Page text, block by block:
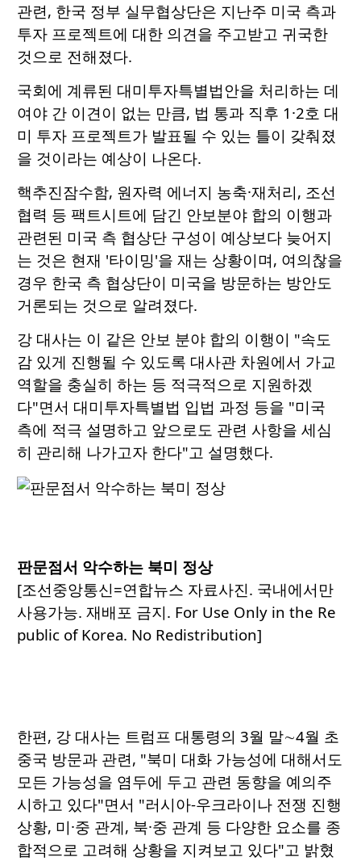
관련, 한국 정부 실무협상단은 지난주 미국 측과
투자 프로젝트에 대한 의견을 주고받고 귀국한
것으로 전해졌다.
국회에 계류된 대미투자특별법안을 처리하는 데
여야 간 이견이 없는 만큼, 법 통과 직후 1·2호 대
미 투자 프로젝트가 발표될 수 있는 틀이 갖춰졌
을 것이라는 예상이 나온다.
핵추진잠수함, 원자력 에너지 농축·재처리, 조선
협력 등 팩트시트에 담긴 안보분야 합의 이행과
관련된 미국 측 협상단 구성이 예상보다 늦어지
는 것은 현재 '타이밍'을 재는 상황이며, 여의찮을
경우 한국 측 협상단이 미국을 방문하는 방안도
거론되는 것으로 알려졌다.
강 대사는 이 같은 안보 분야 합의 이행이 "속도
감 있게 진행될 수 있도록 대사관 차원에서 가교
역할을 충실히 하는 등 적극적으로 지원하겠
다"면서 대미투자특별법 입법 과정 등을 "미국
측에 적극 설명하고 앞으로도 관련 사항을 세심
히 관리해 나가고자 한다"고 설명했다.
판문점서 악수하는 북미 정상
[조선중앙통신=연합뉴스 자료사진. 국내에서만
사용가능. 재배포 금지. For Use Only in the Re
public of Korea. No Redistribution]
한편, 강 대사는 트럼프 대통령의 3월 말∼4월 초
중국 방문과 관련, "북미 대화 가능성에 대해서도
모든 가능성을 염두에 두고 관련 동향을 예의주
시하고 있다"면서 "러시아-우크라이나 전쟁 진행
상황, 미·중 관계, 북·중 관계 등 다양한 요소를 종
합적으로 고려해 상황을 지켜보고 있다"고 밝혔